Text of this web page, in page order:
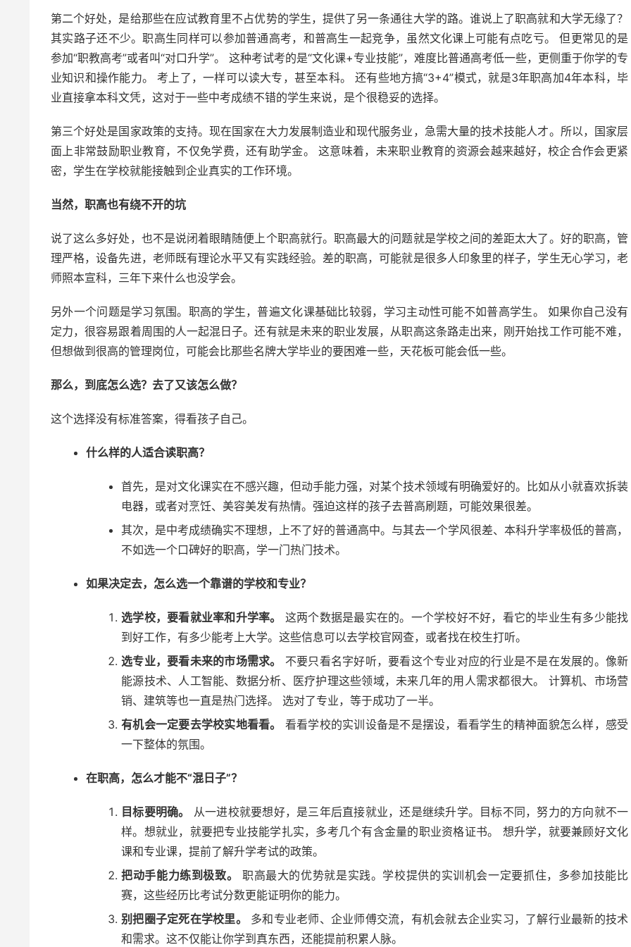
第二个好处，是给那些在应试教育里不占优势的学生，提供了另一条通往大学的路。谁说上了职高就和大学无缘了？
其实路子还不少。职高生同样可以参加普通高考，和普高生一起竞争，虽然文化课上可能有点吃亏。 但更常见的是
参加“职教高考”或者叫“对口升学”。 这种考试考的是“文化课+专业技能”，难度比普通高考低一些，更侧重于你学的专
业知识和操作能力。 考上了，一样可以读大专，甚至本科。 还有些地方搞“3+4”模式，就是3年职高加4年本科，毕
业直接拿本科文凭，这对于一些中考成绩不错的学生来说，是个很稳妥的选择。
第三个好处是国家政策的支持。现在国家在大力发展制造业和现代服务业，急需大量的技术技能人才。所以，国家层
面上非常鼓励职业教育，不仅免学费，还有助学金。 这意味着，未来职业教育的资源会越来越好，校企合作会更紧
密，学生在学校就能接触到企业真实的工作环境。
当然，职高也有绕不开的坑
说了这么多好处，也不是说闭着眼睛随便上个职高就行。职高最大的问题就是学校之间的差距太大了。好的职高，管
理严格，设备先进，老师既有理论水平又有实践经验。差的职高，可能就是很多人印象里的样子，学生无心学习，老
师照本宣科，三年下来什么也没学会。
另外一个问题是学习氛围。职高的学生，普遍文化课基础比较弱，学习主动性可能不如普高学生。 如果你自己没有
定力，很容易跟着周围的人一起混日子。还有就是未来的职业发展，从职高这条路走出来，刚开始找工作可能不难，
但想做到很高的管理岗位，可能会比那些名牌大学毕业的要困难一些，天花板可能会低一些。
那么，到底怎么选？去了又该怎么做？
这个选择没有标准答案，得看孩子自己。
什么样的人适合读职高？
首先，是对文化课实在不感兴趣，但动手能力强，对某个技术领域有明确爱好的。比如从小就喜欢拆装
电器，或者对烹饪、美容美发有热情。强迫这样的孩子去普高刷题，可能效果很差。
其次，是中考成绩确实不理想，上不了好的普通高中。与其去一个学风很差、本科升学率极低的普高，
不如选一个口碑好的职高，学一门热门技术。
如果决定去，怎么选一个靠谱的学校和专业？
选学校，要看就业率和升学率。
这两个数据是最实在的。一个学校好不好，看它的毕业生有多少能找
到好工作，有多少能考上大学。这些信息可以去学校官网查，或者找在校生打听。
选专业，要看未来的市场需求。
不要只看名字好听，要看这个专业对应的行业是不是在发展的。像新
能源技术、人工智能、数据分析、医疗护理这些领域，未来几年的用人需求都很大。 计算机、市场营
销、建筑等也一直是热门选择。 选对了专业，等于成功了一半。
有机会一定要去学校实地看看。
看看学校的实训设备是不是摆设，看看学生的精神面貌怎么样，感受
一下整体的氛围。
在职高，怎么才能不“混日子”？
目标要明确。
从一进校就要想好，是三年后直接就业，还是继续升学。目标不同，努力的方向就不一
样。想就业，就要把专业技能学扎实，多考几个有含金量的职业资格证书。 想升学，就要兼顾好文化
课和专业课，提前了解升学考试的政策。
把动手能力练到极致。
职高最大的优势就是实践。学校提供的实训机会一定要抓住，多参加技能比
赛，这些经历比考试分数更能证明你的能力。
别把圈子定死在学校里。
多和专业老师、企业师傅交流，有机会就去企业实习，了解行业最新的技术
和需求。这不仅能让你学到真东西，还能提前积累人脉。